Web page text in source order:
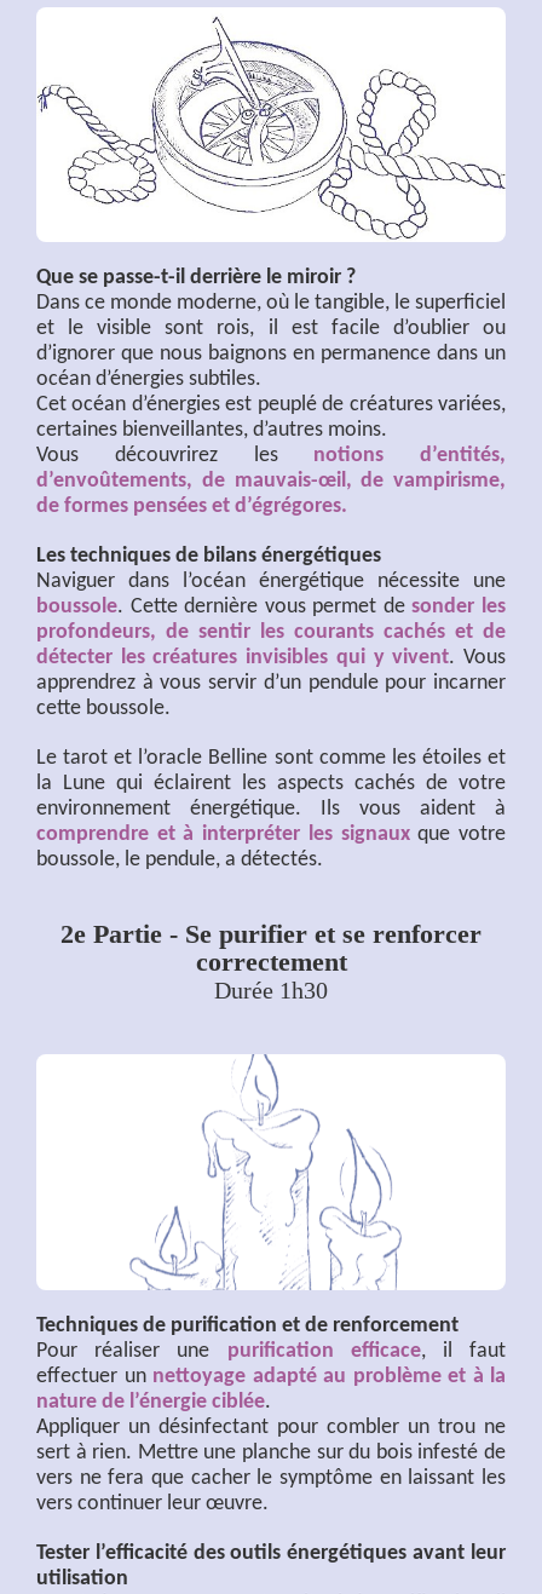
Que se passe-t-il derrière le miroir ?
Dans ce monde moderne, où le tangible, le superficiel
et le visible sont rois, il est facile d’oublier ou
d’ignorer que nous baignons en permanence dans un
océan d’énergies subtiles.
Cet océan d’énergies est peuplé de créatures variées,
certaines bienveillantes, d’autres moins.
Vous découvrirez les notions d’entités,
d’envoûtements, de mauvais-œil, de vampirisme,
de formes pensées et d’égrégores.
Les techniques de bilans énergétiques
Naviguer dans l’océan énergétique nécessite une
boussole. Cette dernière vous permet desonder les
profondeurs, de sentir les courants cachés et de
détecter les créatures invisibles qui y vivent. Vous
apprendrez à vous servir d’un pendule pour incarner
cette boussole.
Le tarot et l’oracle Belline sont comme les étoiles et
la Lune qui éclairent les aspects cachés de votre
environnement énergétique. Ils vous aident à
comprendre et à interpréter les signauxque votre
boussole, le pendule, a détectés.
2e Partie - Se purifier et se renforcer
correctement
Durée 1h30
Techniques de purification et de renforcement
Pour réaliser une purification efficace, il faut
effectuer un nettoyage adapté au problème et à la
nature de l’énergie ciblée.
Appliquer un désinfectant pour combler un trou ne
sert à rien. Mettre une planche sur du bois infesté de
vers ne fera que cacher le symptôme en laissant les
vers continuer leur œuvre.
Tester l’efficacité des outils énergétiques avant leur
utilisation